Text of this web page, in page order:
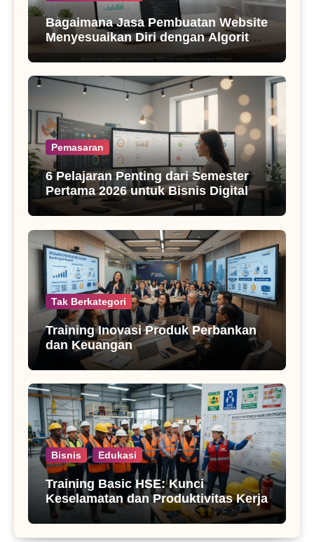
Bagaimana Jasa Pembuatan Website
Menyesuaikan Diri dengan Algoritma
SEO Masa Kini
Pemasaran
6 Pelajaran Penting dari Semester
Pertama 2026 untuk Bisnis Digital
Tak Berkategori
Training Inovasi Produk Perbankan
dan Keuangan
Bisnis Edukasi
Training Basic HSE: Kunci
Keselamatan dan Produktivitas Kerja